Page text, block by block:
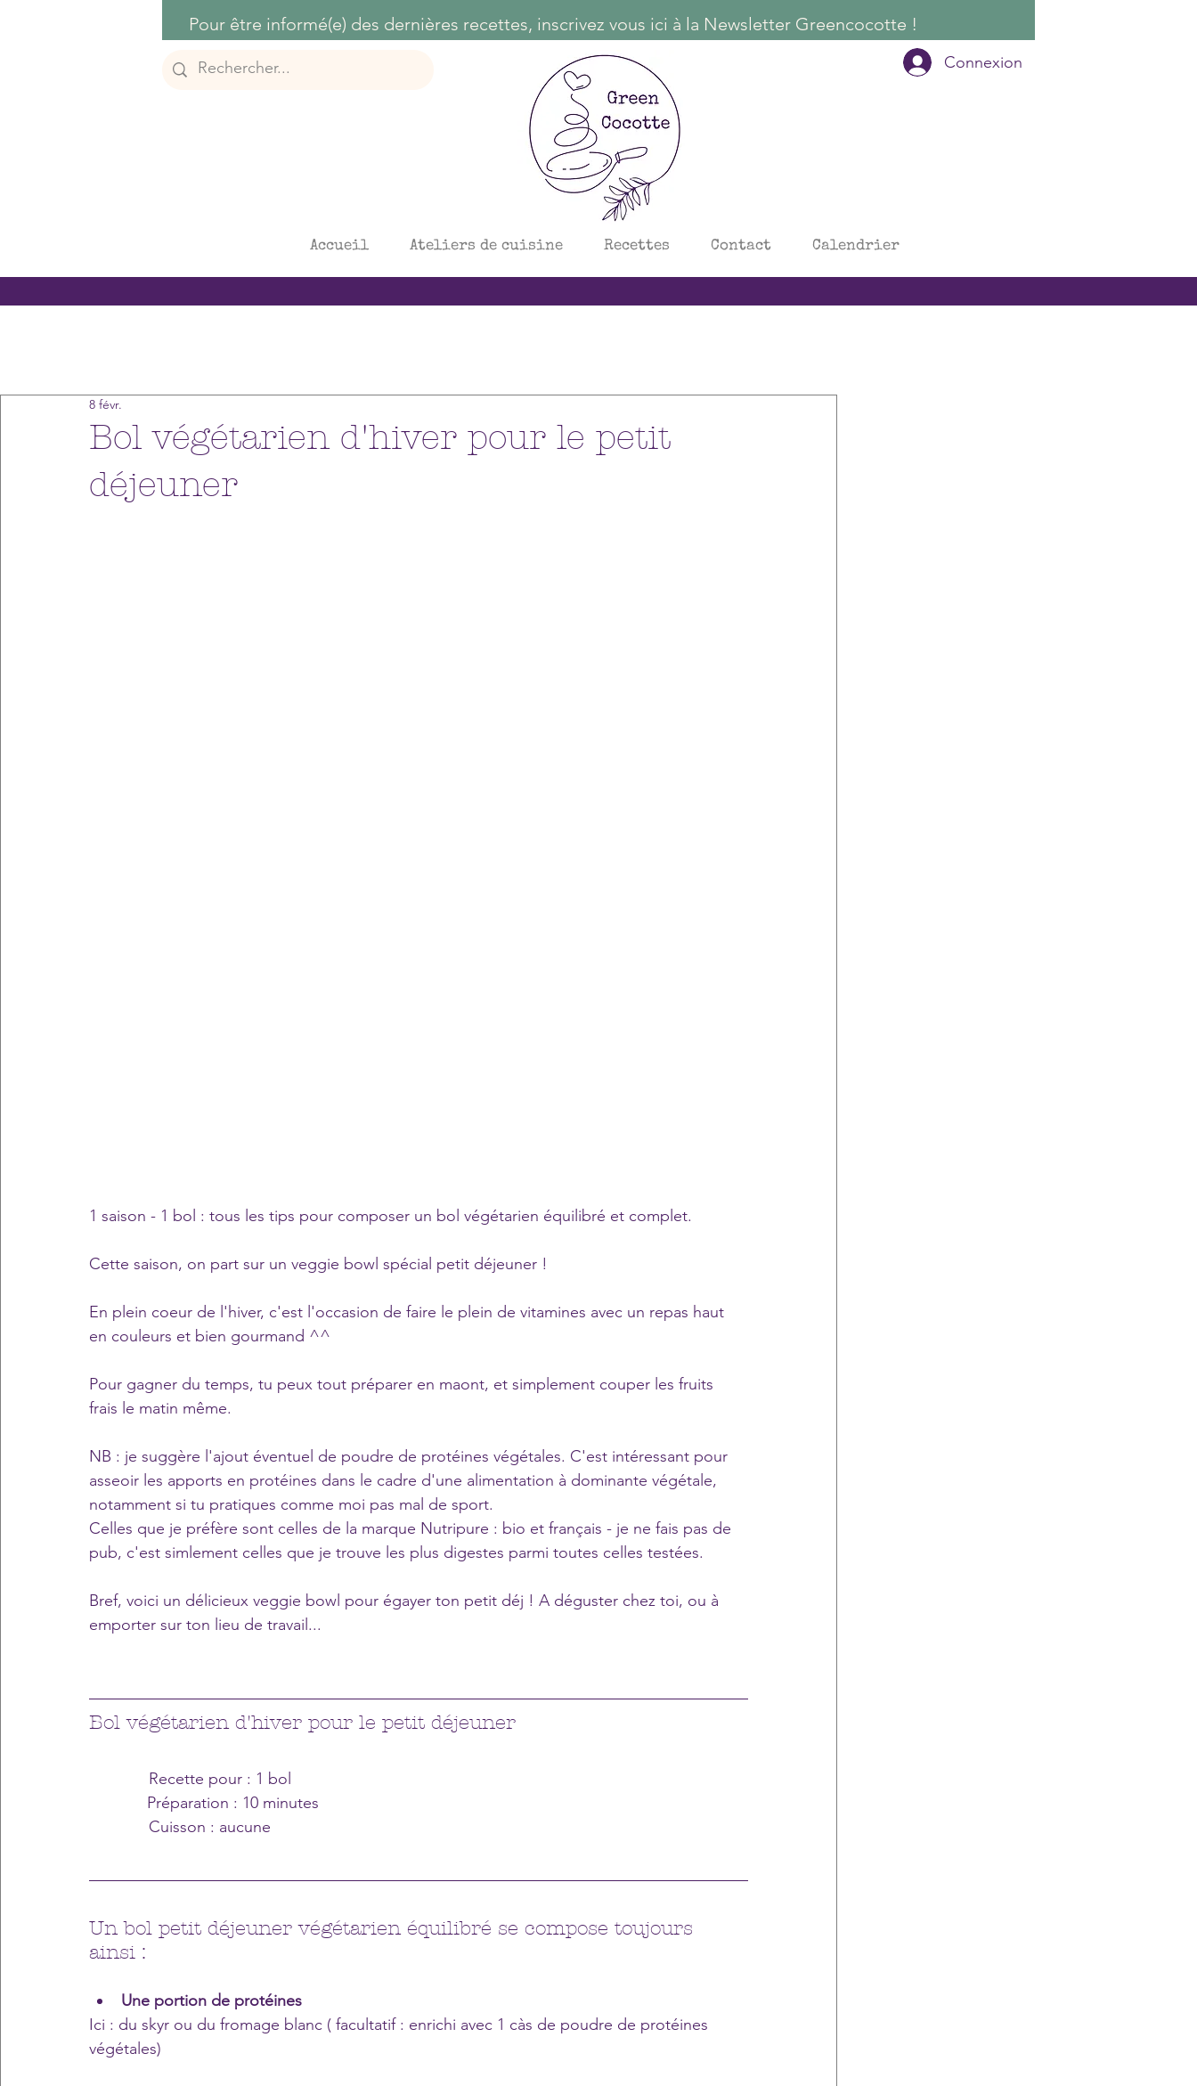
Connexion
Accueil Ateliers de cuisine Recettes Contact Calendrier
Bol végétarien d'hiver pour le petit
déjeuner
8 févr.
1 saison - 1 bol : tous les tips pour composer un bol végétarien équilibré et complet.
Cette saison, on part sur un veggie bowl spécial petit déjeuner !
En plein coeur de l'hiver, c'est l'occasion de faire le plein de vitamines avec un repas haut
en couleurs et bien gourmand ^^
Pour gagner du temps, tu peux tout préparer en maont, et simplement couper les fruits
frais le matin même.
NB : je suggère l'ajout éventuel de poudre de protéines végétales. C'est intéressant pour
asseoir les apports en protéines dans le cadre d'une alimentation à dominante végétale,
notamment si tu pratiques comme moi pas mal de sport.
Celles que je préfère sont celles de la marque Nutripure : bio et français - je ne fais pas de
pub, c'est simlement celles que je trouve les plus digestes parmi toutes celles testées.
Bref, voici un délicieux veggie bowl pour égayer ton petit déj ! A déguster chez toi, ou à
emporter sur ton lieu de travail...
Bol végétarien d'hiver pour le petit déjeuner
Recette pour : 1 bol
Préparation : 10 minutes
Cuisson : aucune
Un bol petit déjeuner végétarien équilibré se compose toujours
ainsi :
Une portion de protéines
Ici : du skyr ou du fromage blanc ( facultatif : enrichi avec 1 càs de poudre de protéines
végétales)